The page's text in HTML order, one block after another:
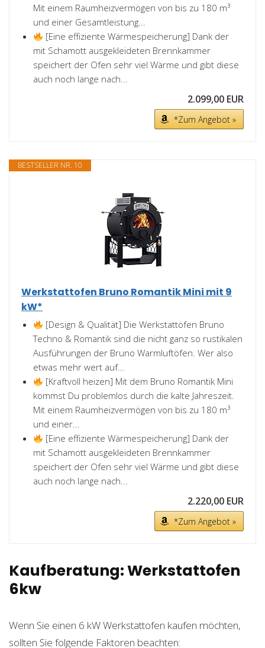
Mit einem Raumheizvermögen von bis zu 180 m³
und einer Gesamtleistung...
[Eine effiziente Wärmespeicherung] Dank der
mit Schamott ausgekleideten Brennkammer
speichert der Ofen sehr viel Wärme und gibt diese
auch noch lange nach...
2.099,00 EUR
*Zum Angebot »
BESTSELLER NR. 10
Werkstattofen Bruno Romantik Mini mit 9
kW*
[Design & Qualität] Die Werkstattöfen Bruno
Techno & Romantik sind die nicht ganz so rustikalen
Ausführungen der Bruno Warmluftöfen. Wer also
etwas mehr wert auf...
[Kraftvoll heizen] Mit dem Bruno Romantik Mini
kommst Du problemlos durch die kalte Jahreszeit.
Mit einem Raumheizvermögen von bis zu 180 m³
und einer...
[Eine effiziente Wärmespeicherung] Dank der
mit Schamott ausgekleideten Brennkammer
speichert der Ofen sehr viel Wärme und gibt diese
auch noch lange nach...
2.220,00 EUR
*Zum Angebot »
Kaufberatung: Werkstattofen
6kw
Wenn Sie einen 6 kW Werkstattofen kaufen möchten,
sollten Sie folgende Faktoren beachten: